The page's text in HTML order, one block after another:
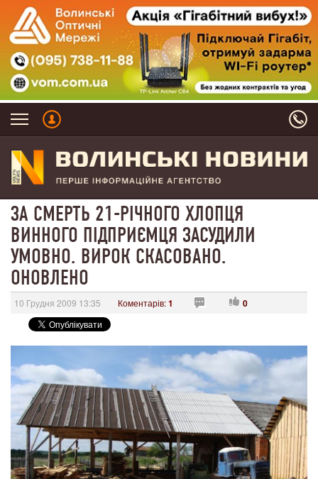
ЗА СМЕРТЬ 21-РІЧНОГО ХЛОПЦЯ
ВИННОГО ПІДПРИЄМЦЯ ЗАСУДИЛИ
УМОВНО. ВИРОК СКАСОВАНО.
ОНОВЛЕНО
10 Грудня 2009 13:35 Коментарів:1 0